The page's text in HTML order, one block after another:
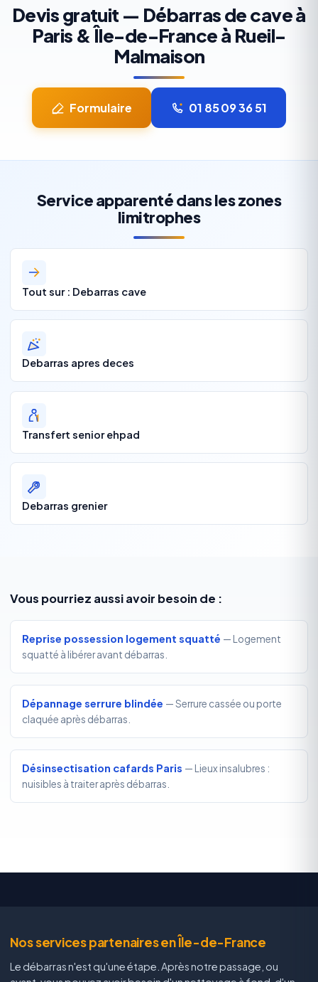
Devis gratuit — Débarras de cave à
Paris & Île-de-France à Rueil-
Malmaison
Formulaire 01 85 09 36 51
Service apparenté dans les zones
limitrophes
Tout sur : Debarras cave
Debarras apres deces
Transfert senior ehpad
Debarras grenier
Vous pourriez aussi avoir besoin de :
Reprise possession logement squatté — Logement
squatté à libérer avant débarras.
Dépannage serrure blindée — Serrure cassée ou porte
claquée après débarras.
Désinsectisation cafards Paris — Lieux insalubres :
nuisibles à traiter après débarras.
Nos services partenaires en Île-de-France
Le débarras n'est qu'une étape. Après notre passage, ou